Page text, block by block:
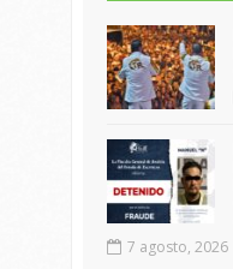
7 agosto, 2026